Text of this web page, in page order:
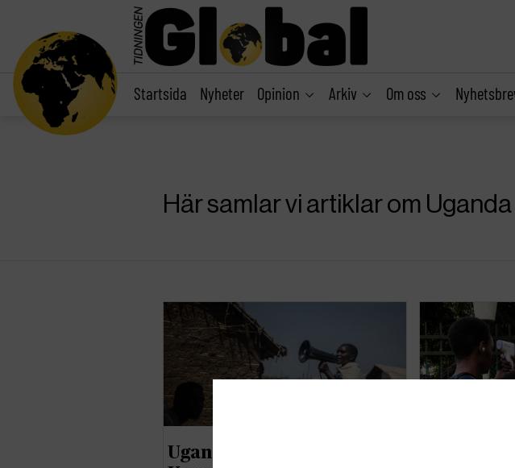
Startsida Nyheter Opinion Arkiv Om oss
Här samlar vi artiklar om Uganda
Uganda stänger gräns mot